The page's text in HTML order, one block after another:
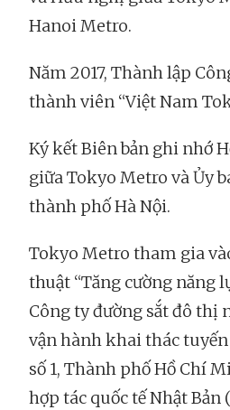
Hanoi Metro.
Năm 2017, Thành lập
thành viên “Việt Nam
Ký kết Biên bản ghi nhớ
giữa Tokyo Metro và Ủy
thành phố Hà Nội.
Tokyo Metro tham gia
thuật “Tăng cường năng
Công ty đường sắt đô thị
vận hành khai thác
số 1, Thành phố Hồ Chí
hợp tác quốc tế Nhật Bản